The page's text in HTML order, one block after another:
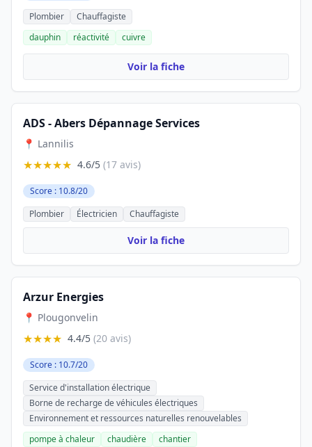
Plombier
Chauffagiste
dauphin
réactivité cuivre
Voir la fiche
ADS - Abers Dépannage Services
📍 Lannilis
★★★★★ 4.6/5 (17 avis)
Score : 10.8/20
Plombier
Électricien Chauffagiste
Voir la fiche
Arzur Energies
📍 Plougonvelin
★★★★ 4.4/5 (20 avis)
Score : 10.7/20
Service d'installation électrique
Borne de recharge de véhicules électriques
Environnement et ressources naturelles renouvelables
pompe à chaleur
chaudière chantier